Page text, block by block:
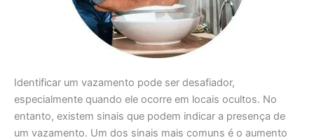
Identificar um vazamento pode ser desafiador,
especialmente quando ele ocorre em locais ocultos. No
entanto, existem sinais que podem indicar a presença de
um vazamento. Um dos sinais mais comuns é o aumento